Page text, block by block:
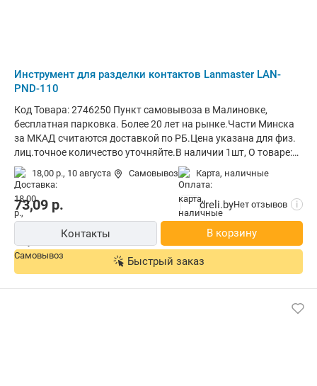
Инструмент для разделки контактов Lanmaster LAN-
PND-110
Код Товара: 2746250 Пункт самовывоза в Малиновке,
бесплатная парковка. Более 20 лет на рынке.Части Минска
за МКАД считаются доставкой по РБ.Цена указана для физ.
лиц.точное количество уточняйте.В наличии 1шт, О товаре:
инструмент для разделки контактов
18,00 р., 10 августа Самовывоз карта, наличные
73,09 р. dreli.byНет отзывов i
Контакты В корзину
Быстрый заказ